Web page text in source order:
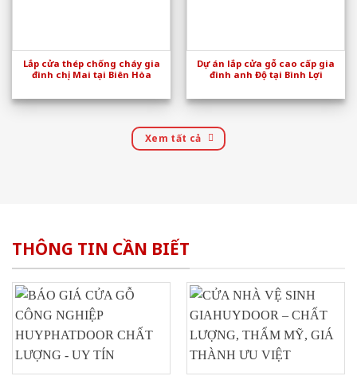
Lắp cửa thép chống cháy gia
đình chị Mai tại Biên Hòa
Dự án lắp cửa gỗ cao cấp gia
đình anh Độ tại Bình Lợi
Xem tất cả
THÔNG TIN CẦN BIẾT